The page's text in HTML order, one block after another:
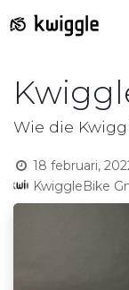
Wie die
18 februari,
KwiggleBike